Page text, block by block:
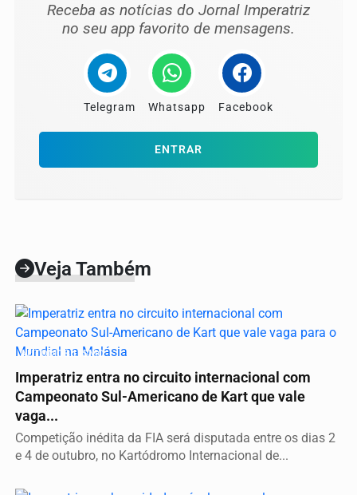
Receba as notícias do Jornal Imperatriz
no seu app favorito de mensagens.
Telegram Whatsapp Facebook
ENTRAR
Veja Também
AUTOMOBILISMO
Imperatriz entra no circuito internacional com
Campeonato Sul-Americano de Kart que vale
vaga...
Competição inédita da FIA será disputada entre os dias 2
e 4 de outubro, no Kartódromo Internacional de...